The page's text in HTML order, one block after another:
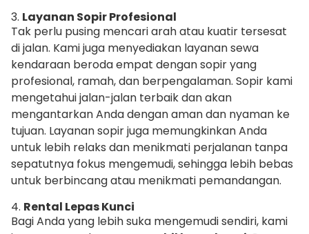
3. Layanan Sopir Profesional
Tak perlu pusing mencari arah atau kuatir tersesat
di jalan. Kami juga menyediakan layanan sewa
kendaraan beroda empat dengan sopir yang
profesional, ramah, dan berpengalaman. Sopir kami
mengetahui jalan-jalan terbaik dan akan
mengantarkan Anda dengan aman dan nyaman ke
tujuan. Layanan sopir juga memungkinkan Anda
untuk lebih relaks dan menikmati perjalanan tanpa
sepatutnya fokus mengemudi, sehingga lebih bebas
untuk berbincang atau menikmati pemandangan.
4. Rental Lepas Kunci
Bagi Anda yang lebih suka mengemudi sendiri, kami